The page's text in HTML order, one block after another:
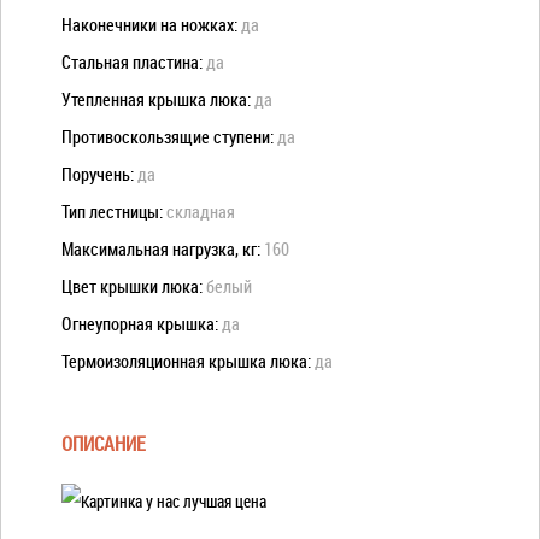
Наконечники на ножках:да
Стальная пластина:да
Утепленная крышка люка:да
Противоскользящие ступени:да
Поручень:да
Тип лестницы:складная
Максимальная нагрузка, кг: 160
Цвет крышки люка:белый
Огнеупорная крышка:да
Термоизоляционная крышка люка:да
ОПИСАНИЕ